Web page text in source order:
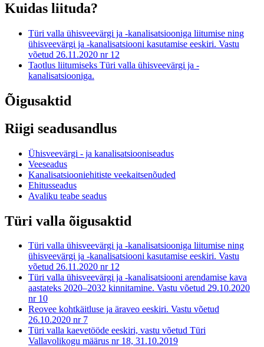
Kuidas liituda?
Türi valla ühisveevärgi ja -kanalisatsiooniga liitumise ning
ühisveevärgi ja -kanalisatsiooni kasutamise eeskiri. Vastu
võetud 26.11.2020 nr 12
Taotlus liitumiseks Türi valla ühisveevärgi ja -
kanalisatsiooniga.
Õigusaktid
Riigi seadusandlus
Ühisveevärgi - ja kanalisatsiooniseadus
Veeseadus
Kanalisatsiooniehitiste veekaitsenõuded
Ehitusseadus
Avaliku teabe seadus
Türi valla õigusaktid
Türi valla ühisveevärgi ja -kanalisatsiooniga liitumise ning
ühisveevärgi ja -kanalisatsiooni kasutamise eeskiri. Vastu
võetud 26.11.2020 nr 12
Türi valla ühisveevärgi ja -kanalisatsiooni arendamise kava
aastateks 2020–2032 kinnitamine. Vastu võetud 29.10.2020
nr 10
Reovee kohtkäitluse ja äraveo eeskiri. Vastu võetud
26.10.2020 nr 7
Türi valla kaevetööde eeskiri, vastu võetud Türi
Vallavolikogu määrus nr 18, 31.10.2019